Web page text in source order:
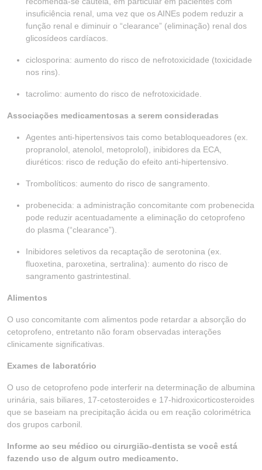
insuficiência renal, uma vez que os AINEs podem reduzir a
função renal e diminuir o “clearance” (eliminação) renal dos
glicosídeos cardíacos.
ciclosporina: aumento do risco de nefrotoxicidade (toxicidade
nos rins).
tacrolimo: aumento do risco de nefrotoxicidade.
Associações medicamentosas a serem consideradas
Agentes anti-hipertensivos tais como betabloqueadores (ex.
propranolol, atenolol, metoprolol), inibidores da ECA,
diuréticos: risco de redução do efeito anti-hipertensivo.
Trombolíticos: aumento do risco de sangramento.
probenecida: a administração concomitante com probenecida
pode reduzir acentuadamente a eliminação do cetoprofeno
do plasma (“clearance”).
Inibidores seletivos da recaptação de serotonina (ex.
fluoxetina, paroxetina, sertralina): aumento do risco de
sangramento gastrintestinal.
Alimentos
O uso concomitante com alimentos pode retardar a absorção do
cetoprofeno, entretanto não foram observadas interações
clinicamente significativas.
Exames de laboratório
O uso de cetoprofeno pode interferir na determinação de albumina
urinária, sais biliares, 17-cetosteroides e 17-hidroxicorticosteroides
que se baseiam na precipitação ácida ou em reação colorimétrica
dos grupos carbonil.
Informe ao seu médico ou cirurgião-dentista se você está
fazendo uso de algum outro medicamento.